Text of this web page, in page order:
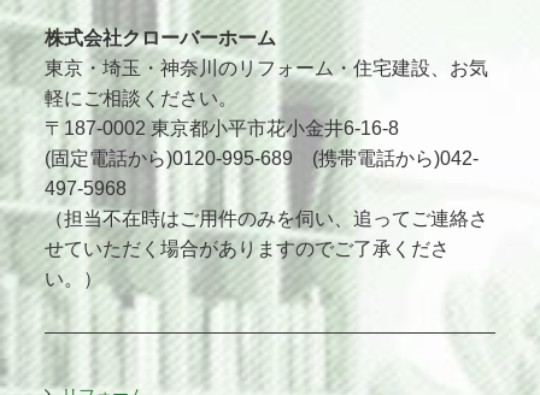
株式会社クローバーホーム
東京・埼玉・神奈川のリフォーム・住宅建設、お気
軽にご相談ください。
〒187-0002 東京都小平市花小金井6-16-8
(固定電話から)0120-995-689 (携帯電話から)042-
497-5968
（担当不在時はご用件のみを伺い、追ってご連絡さ
せていただく場合がありますのでご了承くださ
い。）